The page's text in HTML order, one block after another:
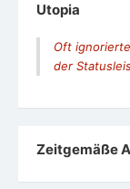
Utopia
Oft
der
Zeit­ge­mäße